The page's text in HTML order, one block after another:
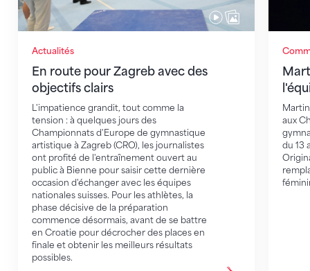
Actualités
En route pour Zagreb avec des
objectifs clairs
L'impatience grandit, tout comme la
tension : à quelques jours des
Championnats d'Europe de gymnastique
artistique à Zagreb (CRO), les journalistes
ont profité de l'entraînement ouvert au
public à Bienne pour saisir cette dernière
occasion d'échanger avec les équipes
nationales suisses. Pour les athlètes, la
phase décisive de la préparation
commence désormais, avant de se battre
en Croatie pour décrocher des places en
finale et obtenir les meilleurs résultats
possibles.
aux
du 13